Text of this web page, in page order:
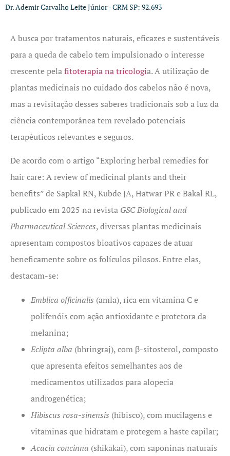
Dr. Ademir Carvalho Leite Júnior - CRM SP: 92.693
A busca por tratamentos naturais, eficazes e sustentáveis
para a queda de cabelo tem impulsionado o interesse
crescente pelafitoterapia na tricologia. A utilização de
plantas medicinais no cuidado dos cabelos não é nova,
mas a revisitação desses saberes tradicionais sob a luz da
ciência contemporânea tem revelado potenciais
terapêuticos relevantes e seguros.
De acordo com o artigo “Exploring herbal remedies for
hair care: A review of medicinal plants and their
benefits” de Sapkal RN, Kubde JA, Hatwar PR e Bakal RL,
publicado em 2025 na revista GSC Biological and
Pharmaceutical Sciences, diversas plantas medicinais
apresentam compostos bioativos capazes de atuar
beneficamente sobre os folículos pilosos. Entre elas,
destacam-se:
Emblica officinalis (amla), rica em vitamina C e
polifenóis com ação antioxidante e protetora da
melanina;
Eclipta alba (bhringraj), com β-sitosterol, composto
que apresenta efeitos semelhantes aos de
medicamentos utilizados para alopecia
androgenética;
Hibiscus rosa-sinensis (hibisco), com mucilagens e
vitaminas que hidratam e protegem a haste capilar;
Acacia concinna (shikakai), com saponinas naturais